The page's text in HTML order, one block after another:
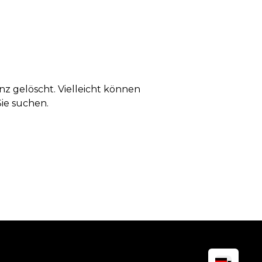
gelöscht. Vielleicht können
suchen.